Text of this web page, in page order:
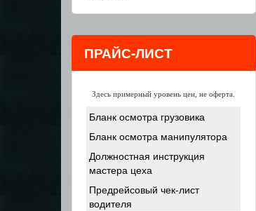
ПРАЙС-ЛИСТ
Здесь примерный уровень цен, не оферта.
Бланк осмотра грузовика
Бланк осмотра манипулятора
Должностная инструкция
мастера цеха
Предрейсовый чек-лист
водителя